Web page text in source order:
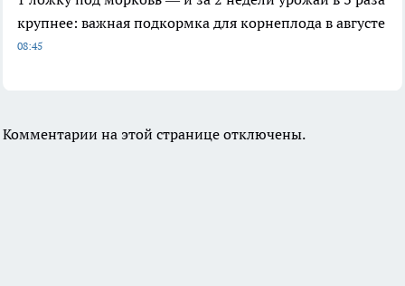
крупнее: важная подкормка для корнеплода в августе
08:45
Комментарии на этой странице отключены.